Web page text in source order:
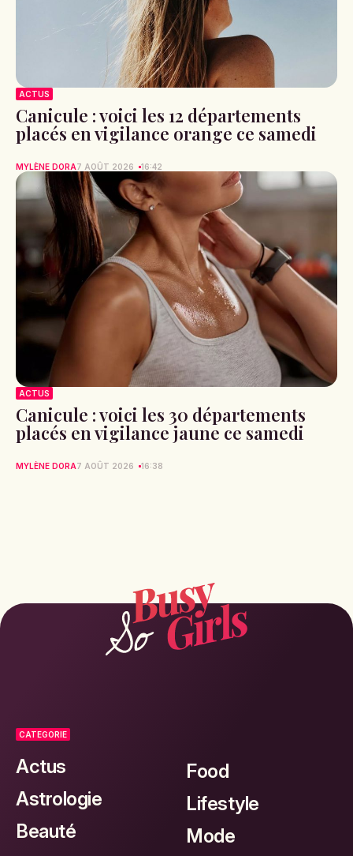
ACTUS
Canicule : voici les 12 départements
placés en vigilance orange ce samedi
MYLÈNE DORA7 AOÛT 2026 16:42
ACTUS
Canicule : voici les 30 départements
placés en vigilance jaune ce samedi
MYLÈNE DORA7 AOÛT 2026 16:38
CATEGORIE
Actus
Astrologie
Beauté
Food
Lifestyle
Mode